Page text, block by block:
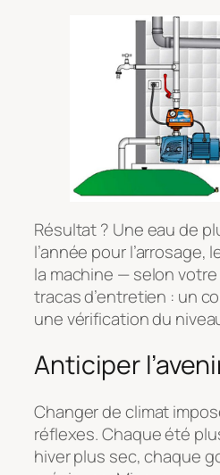
Résultat ? Une eau de
l’année pour l’arrosage,
la machine — selon
tracas d’entretien : un
une vérification du
Anticiper
Changer de climat
réflexes. Chaque été
hiver plus sec, chaque